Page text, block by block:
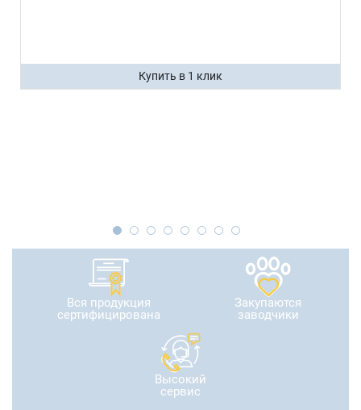
Купить в 1 клик
Вся продукция
сертифицирована
Закупаются
заводчики
Высокий
сервис